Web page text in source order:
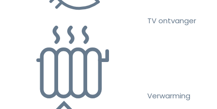
TV ontvanger
Verwarming